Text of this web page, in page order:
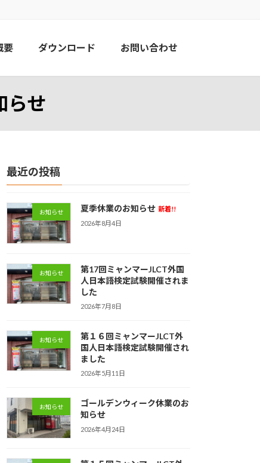
要 ダウンロード お問い合わせ
らせ
最近の投稿
お知らせ 夏季休業のお知らせ 新着!!
2026年8月4日
お知らせ
第17回ミャンマーJLCT外国
人日本語検定試験開催されま
した
2026年7月8日
お知らせ
第１６回ミャンマーJLCT外
国人日本語検定試験開催され
ました
2026年5月11日
お知らせ
ゴールデンウィーク休業のお
知らせ
2026年4月24日